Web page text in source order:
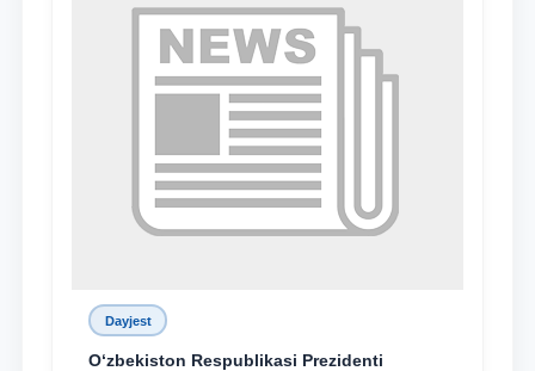
Dayjest
O‘zbekiston Respublikasi Prezidenti